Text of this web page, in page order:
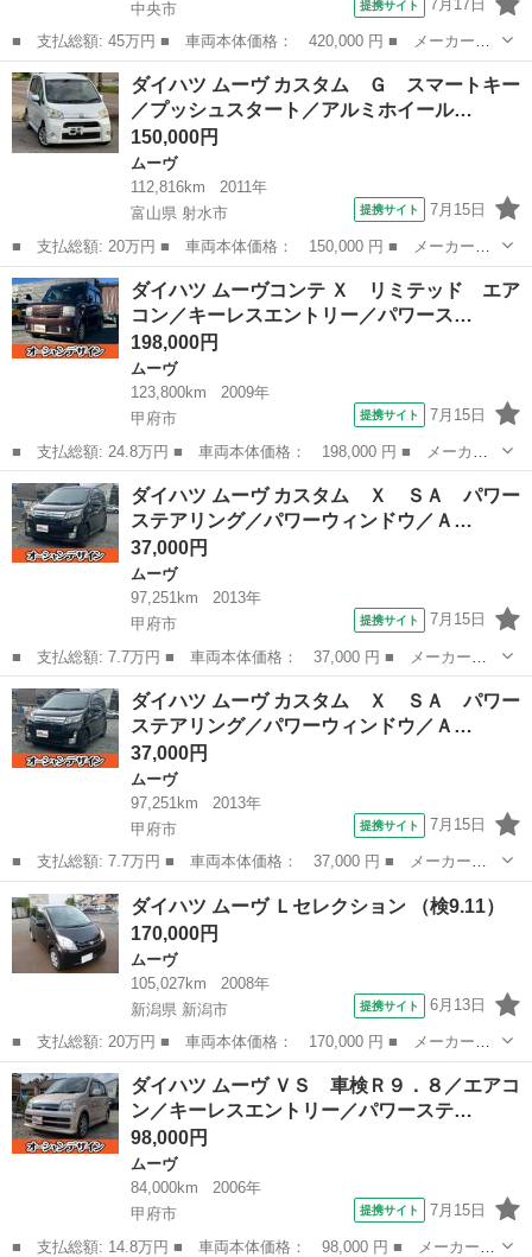
中央市
提携サイト 7月17日
■ 支払総額: 45万円 ■ 車両本体価格： 420,000 円 ■ メーカー
名： ダイハツ ■ 車種名： ムーヴコンテ ■ グレード名： Ｌ
ＶＳＩＩ メモリーナビ・ワンセグ 純正１４インチアルミ キーレ
ス ■ 排気量：...
山梨 中央市 ムーヴ
ダイハツ ムーヴ カスタム Ｇ スマートキー
／プッシュスタート／アルミホイール…
150,000円
ムーヴ
112,816km
2011年
富山県 射水市
提携サイト 7月15日
■ 支払総額: 20万円 ■ 車両本体価格： 150,000 円 ■ メーカー
名： ダイハツ ■ 車種名： ムーヴ ■ グレード名： カスタム
Ｇ スマートキー／プッシュスタート／アルミホイール／ＨＩＤライ
ト／盗難防止／ウ...
富山 射水市 ムーヴ
ダイハツ ムーヴコンテ Ｘ リミテッド エア
コン／キーレスエントリー／パワース…
198,000円
ムーヴ
123,800km
2009年
甲府市
提携サイト 7月15日
■ 支払総額: 24.8万円 ■ 車両本体価格： 198,000 円 ■ メーカー
名： ダイハツ ■ 車種名： ムーヴコンテ ■ グレード名： Ｘ
リミテッド エアコン／キーレスエントリー／パワーステアリング／
パワーウィン...
山梨 甲府市 ムーヴ
ダイハツ ムーヴ カスタム Ｘ ＳＡ パワー
ステアリング／パワーウィンドウ／Ａ…
37,000円
ムーヴ
97,251km
2013年
甲府市
提携サイト 7月15日
■ 支払総額: 7.7万円 ■ 車両本体価格： 37,000 円 ■ メーカー
名： ダイハツ ■ 車種名： ムーヴ ■ グレード名： カスタム
Ｘ ＳＡ パワーステアリング／パワーウィンドウ／ＡＢＳ／フルフ
ラット／衝突安全...
山梨 甲府市 ムーヴ
ダイハツ ムーヴ カスタム Ｘ ＳＡ パワー
ステアリング／パワーウィンドウ／Ａ…
37,000円
ムーヴ
97,251km
2013年
甲府市
提携サイト 7月15日
■ 支払総額: 7.7万円 ■ 車両本体価格： 37,000 円 ■ メーカー
名： ダイハツ ■ 車種名： ムーヴ ■ グレード名： カスタム
Ｘ ＳＡ パワーステアリング／パワーウィンドウ／ＡＢＳ／フルフ
ラット／衝突安全...
山梨 甲府市 ムーヴ フルフラット
ダイハツ ムーヴ Ｌセレクション （検9.11）
170,000円
ムーヴ
105,027km
2008年
新潟県 新潟市
提携サイト 6月13日
■ 支払総額: 20万円 ■ 車両本体価格： 170,000 円 ■ メーカー
名： ダイハツ ■ 車種名： ムーヴ ■ グレード名： Ｌセレクシ
ョン ■ 排気量： 660cc ■ ドア枚数： 5D ■ ミッション： AT4...
新潟 新潟市 ムーヴ
ダイハツ ムーヴ ＶＳ 車検Ｒ９．８／エアコ
ン／キーレスエントリー／パワーステ…
98,000円
ムーヴ
84,000km
2006年
甲府市
提携サイト 7月15日
■ 支払総額: 14.8万円 ■ 車両本体価格： 98,000 円 ■ メーカー